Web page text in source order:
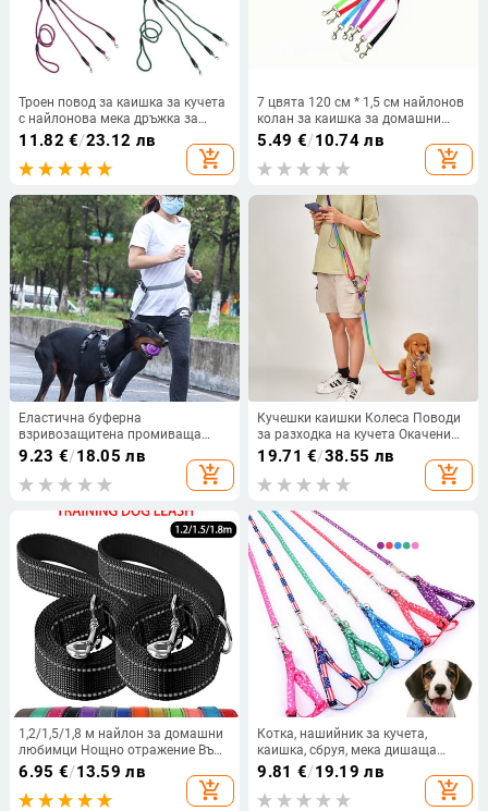
Троен повод за каишка за кучета
с найлонова мека дръжка за
разходка на 3 кучета извън
дропшиппинг
11.82 €/23.12 лв
add_shopping_cart
7 цвята 120 см * 1,5 см найлонов
колан за каишка за домашни
кучета, нашийник за кучета,
тренировъчна каишка, котки,
колан за кучета, нашийник,
5.49 €/10.74 лв
add_shopping_cart
Еластична буферна
взривозащитена промиваща
многофункционална верига за
разходка на кучета, въже за
теглене на кучета, стоки за
бягане
9.23 €/18.05 лв
add_shopping_cart
Кучешки каишки Колеса Поводи
за разходка на кучета Окачени
през рамо Каишки за свободни
ръце Бягаща верига за кучета
Многофункционална каишка с
19.71 €/38.55 лв
add_shopping_cart
1,2/1,5/1,8 м найлон за домашни
любимци Нощно отражение Въже
за теглене Домашни любимци на
открито Разходка Тренировъчно
въже Големи средни и малки
6.95 €/13.59 лв
add_shopping_cart
Котка, нашийник за кучета,
каишка, сбруя, мека дишаща
кученце, верига, колан, каишка за
малки породи кучета, аксесоари,
домашни любимци, плюшено
9.81 €/19.19 лв
add_shopping_cart